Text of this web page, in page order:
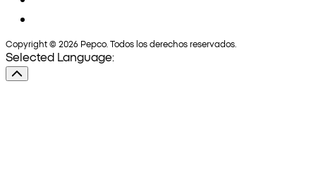
Copyright © 2026 Pepco. Todos los derechos reservados.
Selected Language: